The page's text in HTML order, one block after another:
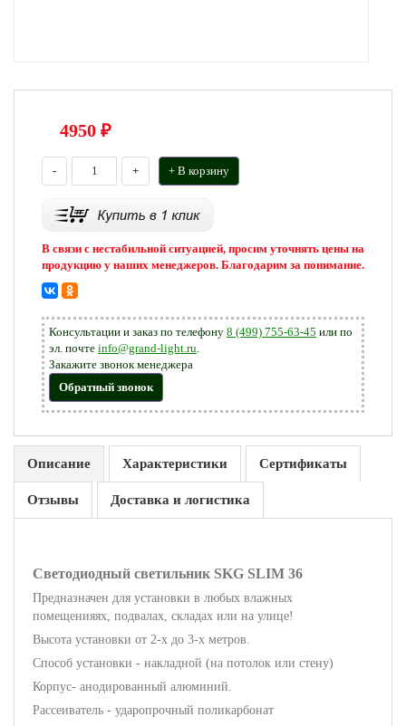
4950 ₽
- + + В корзину
В связи с нестабильной ситуацией, просим уточнять цены на
продукцию у наших менеджеров. Благодарим за понимание.
Консультации и заказ по телефону 8 (499) 755-63-45 или по
эл. почте info@grand-light.ru.
Закажите звонок менеджера
Обратный звонок
Описание Характеристики Сертификаты
Отзывы Доставка и логистика
Светодиодный светильник SKG SLIM 36
Предназначен для установки в любых влажных
помещенияях, подвалах, складах или на улице!
Высота установки от 2-х до 3-х метров.
Способ установки - накладной (на потолок или стену)
Корпус- анодированный алюминий.
Рассеиватель - ударопрочный поликарбонат